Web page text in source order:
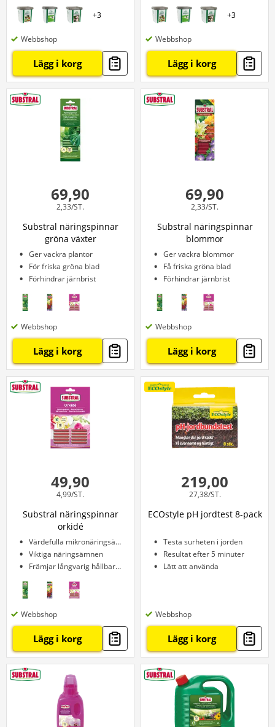
+3
Webbshop
Lägg i korg
+3
Webbshop
Lägg i korg
69,90
2,33/ST.
Substral näringspinnar
gröna växter
Ger vackra plantor
För friska gröna blad
Förhindrar järnbrist
Webbshop
Lägg i korg
69,90
2,33/ST.
Substral näringspinnar
blommor
Ger vackra blommor
Få friska gröna blad
Förhindrar järnbrist
Webbshop
Lägg i korg
49,90
4,99/ST.
Substral näringspinnar
orkidé
Värdefulla mikronäringsämnen
Viktiga näringsämnen
Främjar långvarig hållbarhet
Webbshop
Lägg i korg
219,00
27,38/ST.
ECOstyle pH jordtest 8-pack
Testa surheten i jorden
Resultat efter 5 minuter
Lätt att använda
Webbshop
Lägg i korg